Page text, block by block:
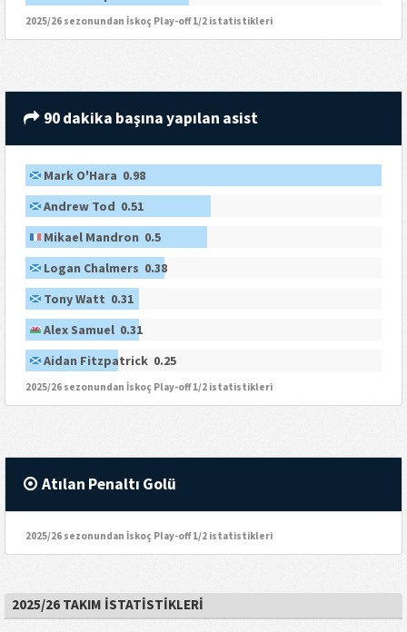
2025/26 sezonundan İskoç Play-off 1/2 istatistikleri
90 dakika başına yapılan asist
Mark O'Hara 0.98
Andrew Tod 0.51
Mikael Mandron 0.5
Logan Chalmers 0.38
Tony Watt 0.31
Alex Samuel 0.31
Aidan Fitzpatrick 0.25
2025/26 sezonundan İskoç Play-off 1/2 istatistikleri
Atılan Penaltı Golü
2025/26 sezonundan İskoç Play-off 1/2 istatistikleri
2025/26 TAKIM İSTATISTIKLERI